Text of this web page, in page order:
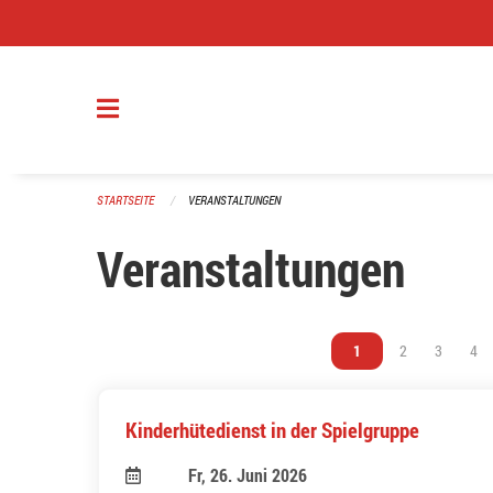
STARTSEITE VERANSTALTUNGEN
Veranstaltungen
Vous êtes sur la page
1 Vous êtes sur la
2 Vous êtes
3 4
Kinderhütedienst in der Spielgruppe
Fr, 26. Juni 2026